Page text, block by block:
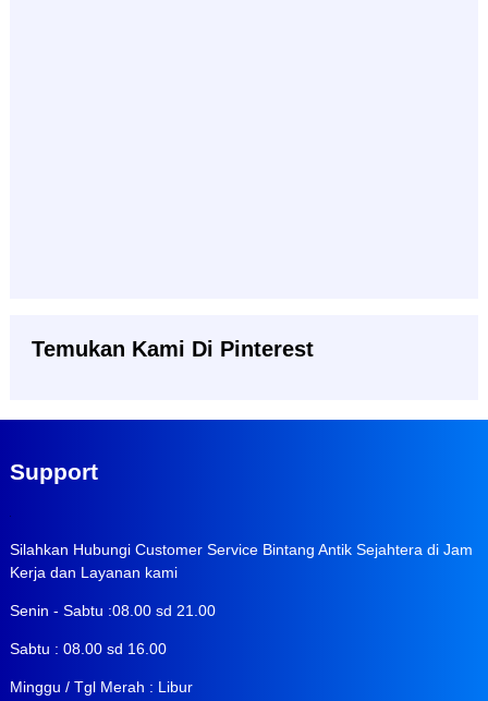
Temukan Kami Di Pinterest
Support
Silahkan Hubungi Customer Service Bintang Antik Sejahtera di Jam
Kerja dan Layanan kami
Senin - Sabtu :08.00 sd 21.00
Sabtu : 08.00 sd 16.00
Minggu / Tgl Merah : Libur